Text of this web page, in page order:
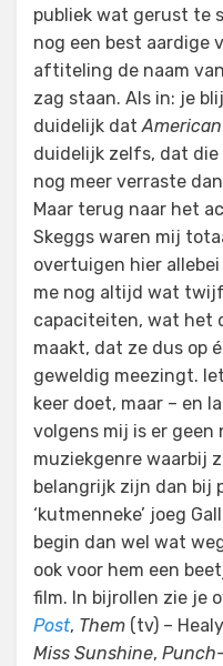
publiek wat gerust te
nog een best aardige
aftiteling de naam
zag staan. Als in: je
duidelijk dat
duidelijk zelfs, dat
nog meer verraste
Maar terug naar het
Skeggs waren mij
overtuigen hier
me nog altijd wat
capaciteiten, wat het
maakt, dat ze dus op
geweldig meezingt.
keer doet, maar – en
volgens mij is er
muziekgenre waarbij
belangrijk zijn dan bij
‘kutmenneke’ joeg
begin dan wel wat
ook voor hem een
film. In bijrollen zie je
Post, Them (tv) –
Miss Sunshine,